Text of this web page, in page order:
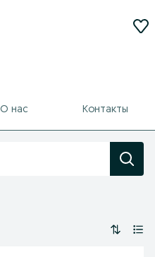
О нас Контакты